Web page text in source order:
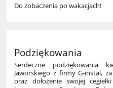
Do zobaczenia po wakacjach!
Podziękowania
Serdeczne podziękowania
Jaworskiego z firmy G-instal,
oraz dołożenie swojej